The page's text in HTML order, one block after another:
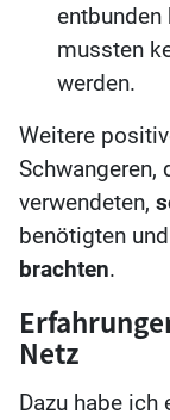
entbunden
mussten
werden.
Weitere
Schwangeren,
verwendeten,
benötigten
brachten.
Netz
Dazu habe ich